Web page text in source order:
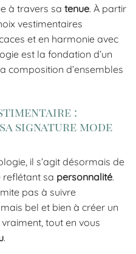
à travers sa tenue. À partir
vestimentaires
et en harmonie avec
est la fondation d’un
composition d’ensembles
:
signature mode
il s’agit désormais de
reflétant sa personnalité.
pas à suivre
bel et bien à créer un
tout en vous
.